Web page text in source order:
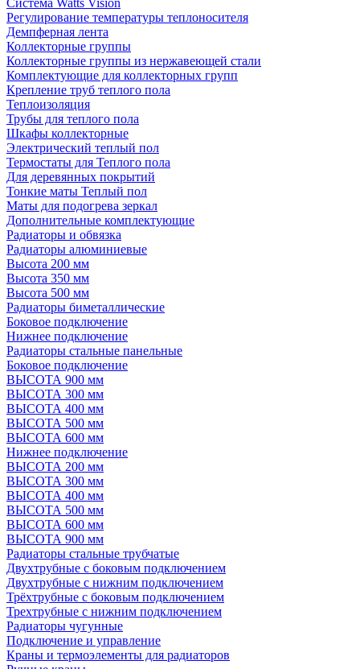
Регулирование температуры теплоносителя
Демпферная лента
Коллекторные группы
Коллекторные группы из нержавеющей стали
Комплектующие для коллекторных групп
Крепление труб теплого пола
Теплоизоляция
Трубы для теплого пола
Шкафы коллекторные
Электрический теплый пол
Термостаты для Теплого пола
Для деревянных покрытий
Тонкие маты Теплый пол
Маты для подогрева зеркал
Дополнительные комплектующие
Радиаторы и обвязка
Радиаторы алюминиевые
Высота 200 мм
Высота 350 мм
Высота 500 мм
Радиаторы биметаллические
Боковое подключение
Нижнее подключение
Радиаторы стальные панельные
Боковое подключение
ВЫСОТА 900 мм
ВЫСОТА 300 мм
ВЫСОТА 400 мм
ВЫСОТА 500 мм
ВЫСОТА 600 мм
Нижнее подключение
ВЫСОТА 200 мм
ВЫСОТА 300 мм
ВЫСОТА 400 мм
ВЫСОТА 500 мм
ВЫСОТА 600 мм
ВЫСОТА 900 мм
Радиаторы стальные трубчатые
Двухтрубные с боковым подключением
Двухтрубные с нижним подключением
Трёхтрубные с боковым подключением
Трехтрубные с нижним подключением
Радиаторы чугунные
Подключение и управление
Краны и термоэлементы для радиаторов